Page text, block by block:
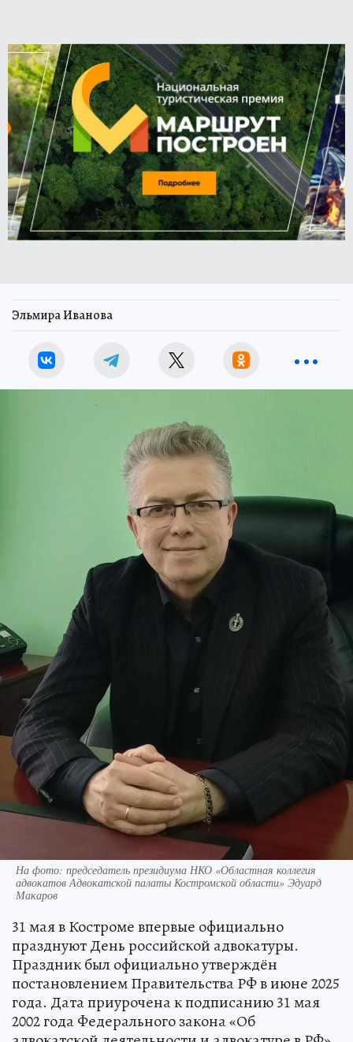
Эльмира Иванова
На фото: председатель президиума НКО «Областная коллегия
адвокатов Адвокатской палаты Костромской области» Эдуард
Макаров
31 мая в Костроме впервые официально
празднуют День российской адвокатуры.
Праздник был официально утверждён
постановлением Правительства РФ в июне 2025
года. Дата приурочена к подписанию 31 мая
2002 года Федерального закона «Об